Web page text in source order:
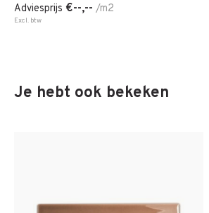
Adviesprijs €--,-- /m2
Excl. btw
Je hebt ook bekeken